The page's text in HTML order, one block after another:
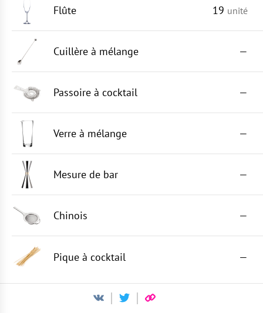
Flûte 19 unité
Cuillère à mélange —
Passoire à cocktail —
Verre à mélange —
Mesure de bar —
Chinois —
Pique à cocktail —